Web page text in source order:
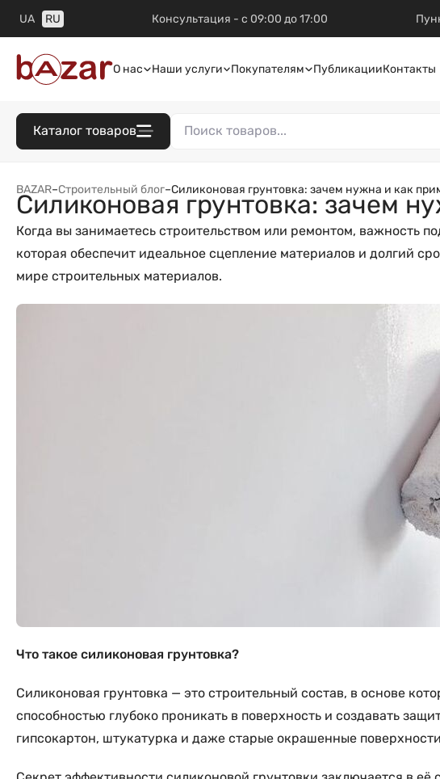
UA RU Консультация - с 09:00 до 17:00
О нас Наши услуги Покупателям ПубликацииКонтакты
Каталог товаров
BAZAR–Строительный блог–Силиконовая грунтовка: зачем нужна и как
Силиконовая грунтовка: зачем
Когда вы занимаетесь строительством или ремонтом, важность
которая обеспечит идеальное сцепление материалов и долгий
мире строительных материалов.
Что такое силиконовая грунтовка?
Силиконовая грунтовка — это строительный состав, в основе
способностью глубоко проникать в поверхность и создавать
гипсокартон, штукатурка и даже старые окрашенные